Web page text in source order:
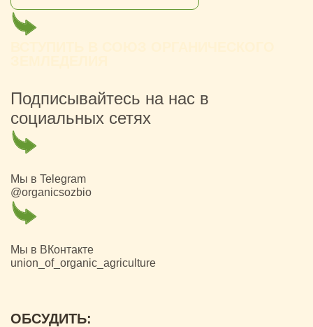
Подписывайтесь на нас в
социальных сетях
Мы в Telegram
@organicsozbio
Мы в ВКонтакте
union_of_organic_agriculture
ОБСУДИТЬ: